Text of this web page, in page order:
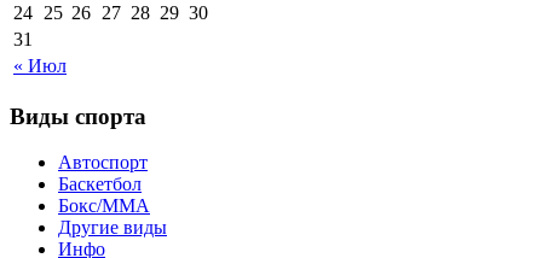
« Июл
24 25 26 27 28 29 30
31
Виды спорта
Автоспорт
Баскетбол
Бокс/MMA
Другие виды
Инфо